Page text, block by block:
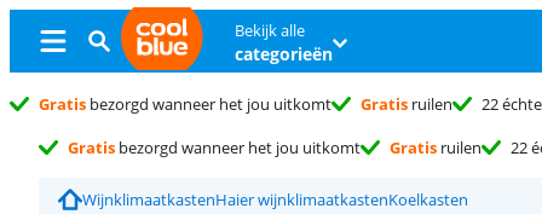
Bekijk alle
categorieën
Gratis bezorgd wanneer het jou uitkomt Gratis ruilen 22
Gratis bezorgd wanneer het jou uitkomt Gratis ruilen 22
WijnklimaatkastenHaier wijnklimaatkastenKoelkasten